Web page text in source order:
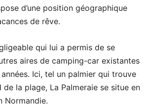
d’une position géographique
de rêve.
qui lui a permis de se
aires de camping-car existantes
Ici, tel un palmier qui trouve
de la plage, La Palmeraie se situe en
Normandie.